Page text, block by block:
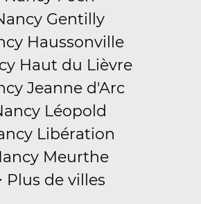
Gentilly
Haussonville
Haut du Lièvre
Jeanne d'Arc
Léopold
Libération
Meurthe
Plus de villes